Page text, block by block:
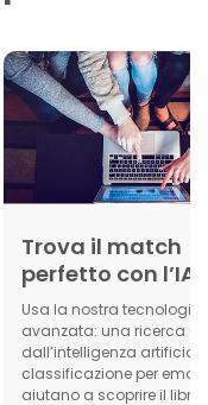
Trova il match
perfetto con l’IA
Usa la nostra tecnologia
avanzata: una ricerca
dall’intelligenza
classificazione per
aiutano a scoprire il libro